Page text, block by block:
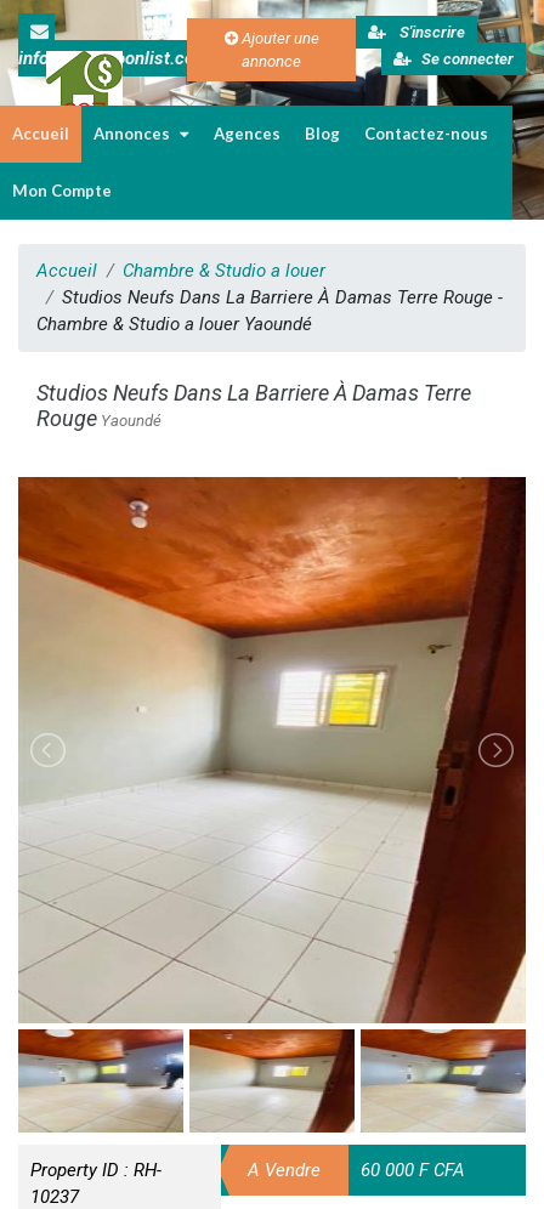
info@cameroonlist.com
Ajouter une
annonce
S'inscrire
Se connecter
Accueil Annonces Agences Blog Contactez-nous
Mon Compte
Accueil
Chambre & Studio a louer
Studios Neufs Dans La Barriere À Damas Terre Rouge -
Chambre & Studio a louer Yaoundé
Studios Neufs Dans La Barriere À Damas Terre
Rouge Yaoundé
Property ID : RH-
10237
A Vendre 60 000 F CFA